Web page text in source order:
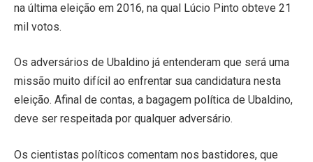
na última eleição em 2016, na qual Lúcio Pinto obteve 21
mil votos.
Os adversários de Ubaldino já entenderam que será uma
missão muito difícil ao enfrentar sua candidatura nesta
eleição. Afinal de contas, a bagagem política de Ubaldino,
deve ser respeitada por qualquer adversário.
Os cientistas políticos comentam nos bastidores, que